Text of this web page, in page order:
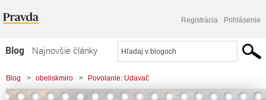
Registrácia Prihlásenie
Blog
Najnovšie články
Najčítanejšie články
Najkomentovanejšie články
Blog > obeliskmiro > Povolanie: Udavač